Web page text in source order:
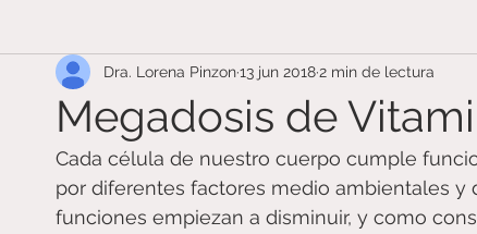
rejuvenecimiento cuidados de piel piel sana piel joven
medicina estética Bogotá vacaciones bogotá
Megadosis de
Dra. Lorena Pinzon13 jun 20182 min de lectura
Cada célula de nuestro cuerpo cumple
por diferentes factores medio ambientales y
funciones empiezan a disminuir, y como